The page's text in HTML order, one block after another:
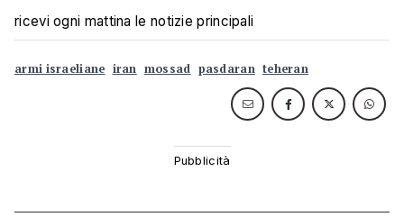
ricevi ogni mattina le notizie principali
armi israeliane iran mossad pasdaran teheran